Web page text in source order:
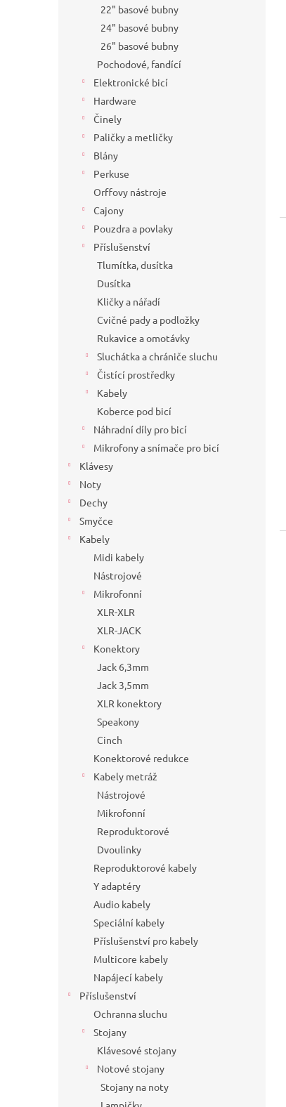
22" basové bubny
24" basové bubny
26" basové bubny
Pochodové, fandící
Elektronické bicí
Hardware
Činely
Paličky a metličky
Blány
Perkuse
Orffovy nástroje
Cajony
Pouzdra a povlaky
Příslušenství
Tlumítka, dusítka
Dusítka
Kličky a nářadí
Cvičné pady a podložky
Rukavice a omotávky
Sluchátka a chrániče sluchu
Čistící prostředky
Kabely
Koberce pod bicí
Náhradní díly pro bicí
Mikrofony a snímače pro bicí
Klávesy
Noty
Dechy
Smyčce
Kabely
Midi kabely
Nástrojové
Mikrofonní
XLR-XLR
XLR-JACK
Konektory
Jack 6,3mm
Jack 3,5mm
XLR konektory
Speakony
Cinch
Konektorové redukce
Kabely metráž
Nástrojové
Mikrofonní
Reproduktorové
Dvoulinky
Reproduktorové kabely
Y adaptéry
Audio kabely
Speciální kabely
Příslušenství pro kabely
Multicore kabely
Napájecí kabely
Příslušenství
Ochranna sluchu
Stojany
Klávesové stojany
Notové stojany
Stojany na noty